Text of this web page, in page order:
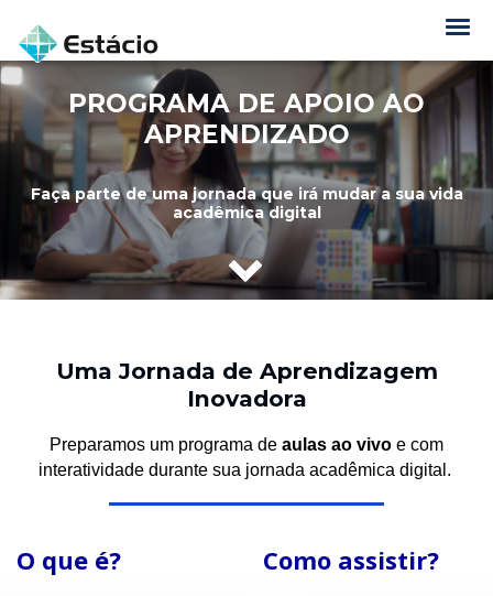
SOBRE
AGENDA
COMO ACESSAR?
DÚVIDAS GERAIS
PROGRAMA DE APOIO AO
APRENDIZADO
Faça parte de uma jornada que irá mudar a sua vida
acadêmica digital
Uma Jornada de Aprendizagem
Inovadora
Preparamos um programa de aulas ao vivo e com
interatividade durante sua jornada acadêmica digital.
O que é? Como assistir?